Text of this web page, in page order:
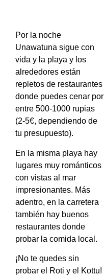
Por la noche
Unawatuna sigue con
vida y la playa y los
alrededores están
repletos de restaurantes
donde puedes cenar por
entre 500-1000 rupias
(2-5€, dependiendo de
tu presupuesto).
En la misma playa hay
lugares muy románticos
con vistas al mar
impresionantes. Más
adentro, en la carretera
también hay buenos
restaurantes donde
probar la comida local.
¡No te quedes sin
probar el Roti y el Kottu!